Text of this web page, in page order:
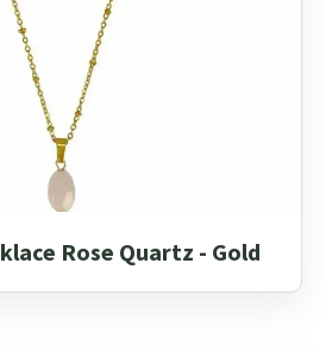
Rose Quartz - Gold